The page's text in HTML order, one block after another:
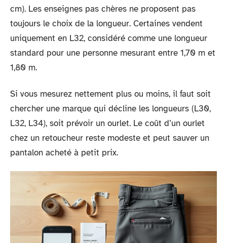
cm). Les enseignes pas chères ne proposent pas
toujours le choix de la longueur. Certaines vendent
uniquement en L32, considéré comme une longueur
standard pour une personne mesurant entre 1,70 m et
1,80 m.
Si vous mesurez nettement plus ou moins, il faut soit
chercher une marque qui décline les longueurs (L30,
L32, L34), soit prévoir un ourlet. Le coût d’un ourlet
chez un retoucheur reste modeste et peut sauver un
pantalon acheté à petit prix.